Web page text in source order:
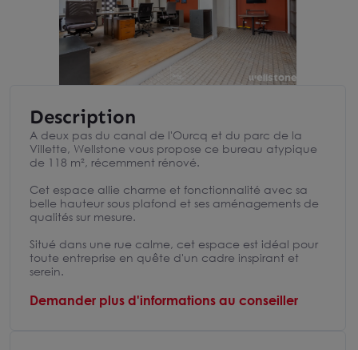
Description
A deux pas du canal de l'Ourcq et du parc de la
Villette, Wellstone vous propose ce bureau atypique
de 118 m², récemment rénové.
Cet espace allie charme et fonctionnalité avec sa
belle hauteur sous plafond et ses aménagements de
qualités sur mesure.
Situé dans une rue calme, cet espace est idéal pour
toute entreprise en quête d'un cadre inspirant et
serein.
Demander plus d'informations au conseiller